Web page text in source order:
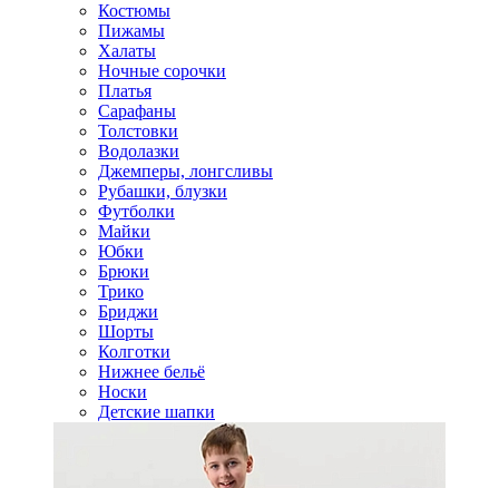
Костюмы
Пижамы
Халаты
Ночные сорочки
Платья
Сарафаны
Толстовки
Водолазки
Джемперы, лонгсливы
Рубашки, блузки
Футболки
Майки
Юбки
Брюки
Трико
Бриджи
Шорты
Колготки
Нижнее бельё
Носки
Детские шапки